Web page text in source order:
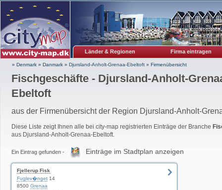
Länder & Regionen Firma eintragen
» Denmark » Danmark » Djursland-Anholt-Grenaa-Ebeltoft » Firmenübersicht
Fischgeschäfte - Djursland-Anholt-
Ebeltoft
aus der Firmenübersicht der Region Djursland-Anholt-
Diese Liste zeigt Ihnen alle bei city-map registrierten Einträge der Branche
aus Djursland-Anholt-Grenaa-Ebeltoft.
Ein Eintrag gefunden - Einträge im Stadtplan anzeigen
Fjellerup Fisk
Fuglev�nget 14
8500 Grenaa